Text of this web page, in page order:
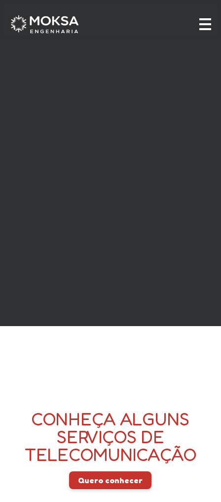
CONHEÇA ALGUNS
SERVIÇOS DE
TELECOMUNICAÇÃO
Quero conhecer